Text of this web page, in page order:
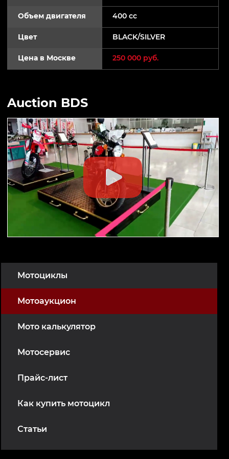
Мотоциклы
Мотоаукцион
Мото калькулятор
Мотосервис
Прайс-лист
Как купить мотоцикл
Статьи
Объем двигателя 400 cc
Цвет BLACK/SILVER
Цена в Москве 250 000 руб.
Auction BDS